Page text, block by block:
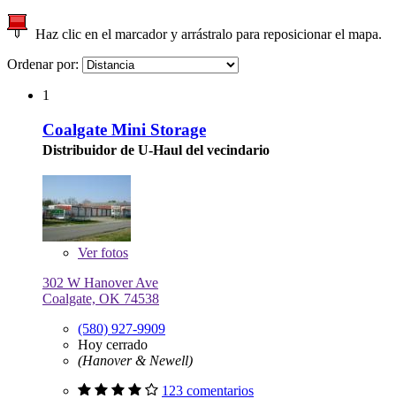
Haz clic en el marcador y arrástralo para reposicionar el mapa.
Ordenar por:
1
Coalgate Mini Storage
Distribuidor de U-Haul del vecindario
Verfotos
302 W Hanover Ave
Coalgate, OK 74538
(580) 927-9909
Hoy cerrado
(Hanover & Newell)
123 comentarios